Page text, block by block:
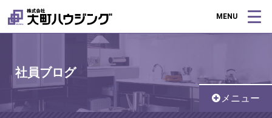
MENU
社員ブログ
メニュー